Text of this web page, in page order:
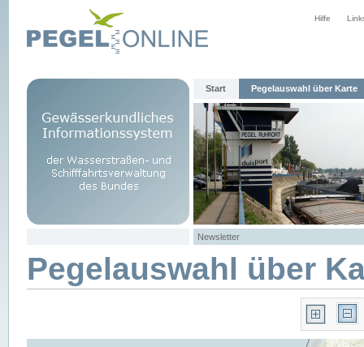
Hilfe
Start Pegelauswahl über Karte
Newsletter
Pegelauswahl über